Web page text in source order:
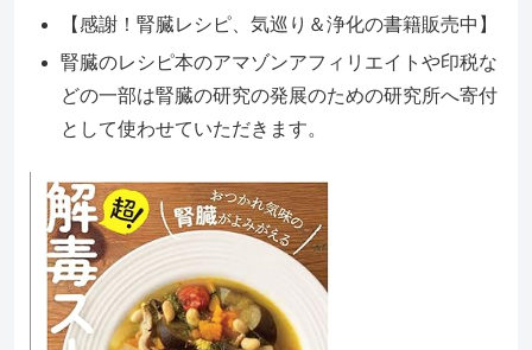
【感謝！腎臓レシピ、気巡り＆浄化の書籍販売中】
腎臓のレシピ本のアマゾンアフィリエイトや印税な
どの一部は腎臓の研究の発展のための研究所へ寄付
として使わせていただきます。